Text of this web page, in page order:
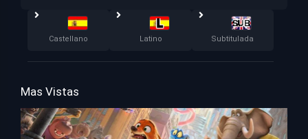
Castellano Latino Subtitulada
Mas Vistas